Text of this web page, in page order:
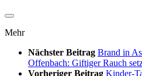
Mehr
Nächster Beitrag Brand in
Offenbach: Giftiger Rauch
Vorheriger Beitrag Kinder-